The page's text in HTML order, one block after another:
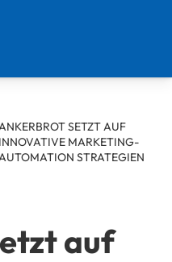
SETZT AUF
INNOVATIVE MARKETING-
STRATEGIEN
auf